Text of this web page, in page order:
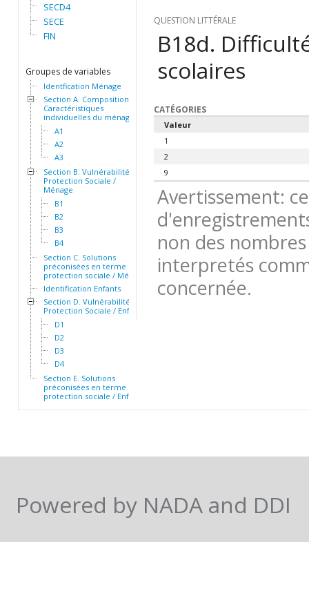
SECD4
SECE
FIN
Groupes de variables
Identfication Ménage
Section A. Composition et
Caractéristiques
individuelles du ménage
A1
A2
A3
Section B. Vulnérabilité et
Protection Sociale /
Ménage
B1
B2
B3
B4
Section C. Solutions
préconisées en terme de
protection sociale / Ménage
Identification Enfants
Section D. Vulnérabilité et
Protection Sociale / Enfants
D1
D2
D3
D4
Section E. Solutions
préconisées en terme de
protection sociale / Enfants
QUESTION LITTÉRALE
B18d.
scolaires
CATÉGORIES
Valeur
1
2
9
Avertissement:
non des
interpretés
concernée.
Powered by NADA and DDI